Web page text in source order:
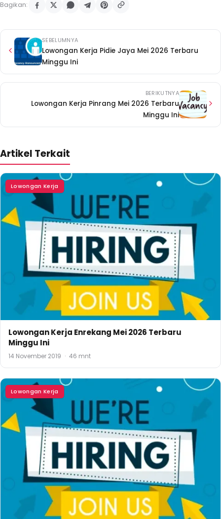
Bagikan:
SEBELUMNYA
Lowongan Kerja Pidie Jaya Mei 2026 Terbaru
Minggu Ini
BERIKUTNYA
Lowongan Kerja Pinrang Mei 2026 Terbaru
Minggu Ini
Artikel Terkait
Lowongan Kerja
Lowongan Kerja Enrekang Mei 2026 Terbaru
Minggu Ini
14 November 2019 · 46 mnt
Lowongan Kerja